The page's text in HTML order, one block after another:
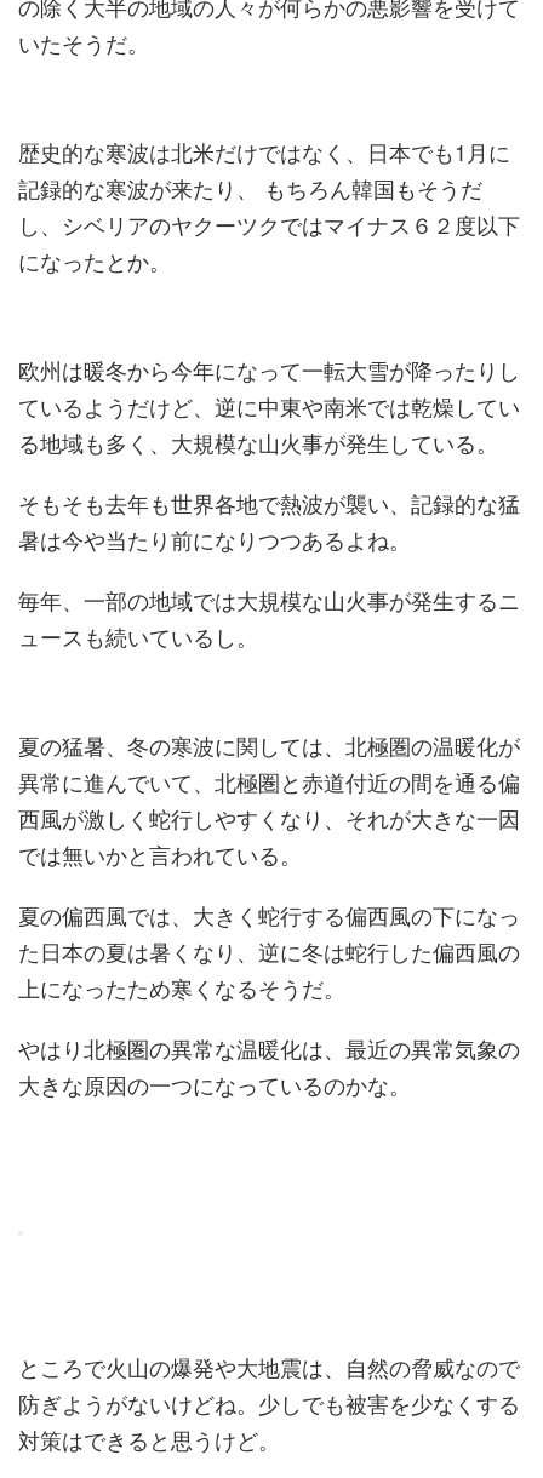
いたそうだ。
歴史的な寒波は北米だけではなく、日本でも1月に
記録的な寒波が来たり、 もちろん韓国もそうだ
し、シベリアのヤクーツクではマイナス６２度以下
になったとか。
欧州は暖冬から今年になって一転大雪が降ったりし
ているようだけど、逆に中東や南米では乾燥してい
る地域も多く、大規模な山火事が発生している。
そもそも去年も世界各地で熱波が襲い、記録的な猛
暑は今や当たり前になりつつあるよね。
毎年、一部の地域では大規模な山火事が発生するニ
ュースも続いているし。
夏の猛暑、冬の寒波に関しては、北極圏の温暖化が
異常に進んでいて、北極圏と赤道付近の間を通る偏
西風が激しく蛇行しやすくなり、それが大きな一因
では無いかと言われている。
夏の偏西風では、大きく蛇行する偏西風の下になっ
た日本の夏は暑くなり、逆に冬は蛇行した偏西風の
上になったため寒くなるそうだ。
やはり北極圏の異常な温暖化は、最近の異常気象の
大きな原因の一つになっているのかな。
ところで火山の爆発や大地震は、自然の脅威なので
防ぎようがないけどね。少しでも被害を少なくする
対策はできると思うけど。